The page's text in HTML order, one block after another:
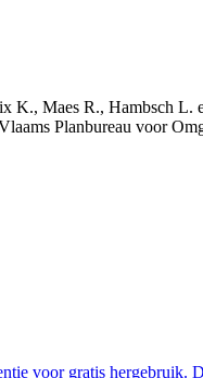
K., Maes R., Hambsch
Planbureau voor
voor gratis hergebruik.